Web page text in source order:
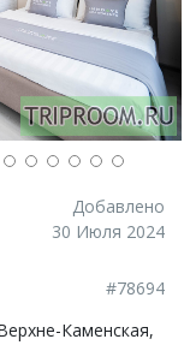
Добавлено
30 Июля 2024
#78694
Каменская,